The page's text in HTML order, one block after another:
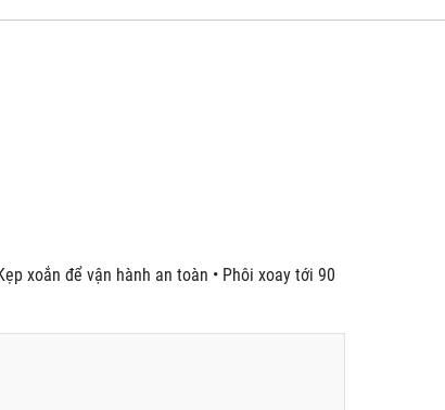
xoắn để vận hành an toàn • Phôi xoay tới 90